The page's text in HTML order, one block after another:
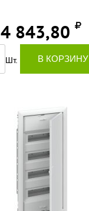
4 843,80
Шт. В КОРЗИНУ